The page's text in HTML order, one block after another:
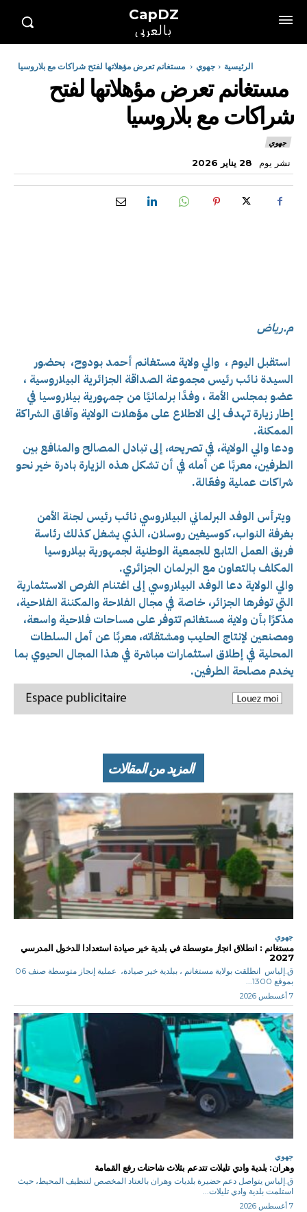
CapDZ
بالعربي
الرئيسية جهوي مستغانم تعرض مؤهلاتها لفتح شراكات مع بلاروسيا
مستغانم تعرض مؤهلاتها لفتح
شراكات مع بلاروسيا
جهوي
نشر يوم 28 يناير 2026
م.رياض
استقبل اليوم ، والي ولاية مستغانم أحمد بودوح، بحضور
السيدة نائب رئيس مجموعة الصداقة الجزائرية البيلاروسية ،
عضو بمجلس الأمة ، وفدًا برلمانيًا من جمهورية بيلاروسيا في
إطار زيارة تهدف إلى الاطلاع على مؤهلات الولاية وآفاق الشراكة
الممكنة.
ودعا والي الولاية، في تصريحه، إلى تبادل المصالح والمنافع بين
الطرفين، معربًا عن أمله في أن تشكل هذه الزيارة بادرة خير نحو
شراكات عملية وفعّالة.
ويترأس الوفد البرلماني البيلاروسي نائب رئيس لجنة الأمن
بغرفة النواب، كوسيغين روسلان، الذي يشغل كذلك رئاسة
فريق العمل التابع للجمعية الوطنية لجمهورية بيلاروسيا
المكلف بالتعاون مع البرلمان الجزائري.
والي الولاية دعا الوفد البيلاروسي إلى اغتنام الفرص الاستثمارية
التي توفرها الجزائر، خاصة في مجال الفلاحة والمكننة الفلاحية،
مذكرًا بأن ولاية مستغانم تتوفر على مساحات فلاحية واسعة،
ومصنعين لإنتاج الحليب ومشتقاته، معربًا عن أمل السلطات
المحلية في إطلاق استثمارات مباشرة في هذا المجال الحيوي بما
يخدم مصلحة الطرفين.
المزيد من المقالات
جهوي
مستغانم : انطلاق انجاز متوسطة في بلدية خير صيادة استعدادا للدخول المدرسي
2027
ق.إلياس انطلقت بولاية مستغانم ، ببلدية خير صيادة، عملية إنجاز متوسطة صنف 06
بموقع 1300...
7 أغسطس 2026
جهوي
وهران: بلدية وادي تليلات تتدعم بثلاث شاحنات رفع القمامة
ق.إلياس يتواصل دعم حضيرة بلديات وهران بالعتاد المخصص لتنظيف المحيط، حيث
استلمت بلدية وادي تليلات...
7 أغسطس 2026